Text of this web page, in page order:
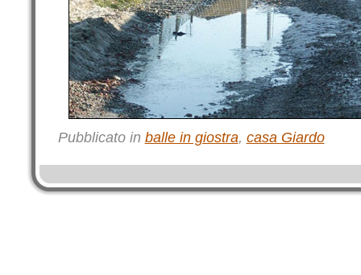
Pubblicato in balle in giostra, casa Giardo